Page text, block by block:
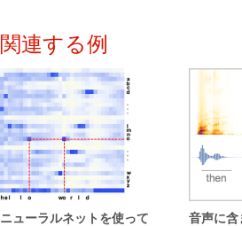
関連する例
ニューラルネットを使って
音声に含